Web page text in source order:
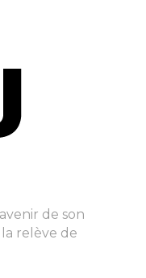
de son
relève de